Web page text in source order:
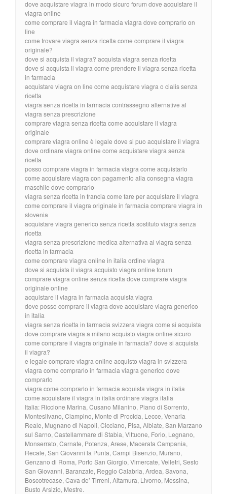
dove acquistare viagra in modo sicuro forum dove acquistare il
viagra online
come comprare il viagra in farmacia viagra dove comprarlo on
line
come trovare viagra senza ricetta come comprare il viagra
originale?
dove si acquista il viagra? acquista viagra senza ricetta
dove si acquista il viagra come prendere il viagra senza ricetta
in farmacia
acquistare viagra on line come acquistare viagra o cialis senza
ricetta
viagra senza ricetta in farmacia contrassegno alternative al
viagra senza prescrizione
comprare viagra senza ricetta come acquistare il viagra
originale
comprare viagra online è legale dove si puo acquistare il viagra
dove ordinare viagra online come acquistare viagra senza
ricetta
posso comprare viagra in farmacia viagra come acquistarlo
come acquistare viagra con pagamento alla consegna viagra
maschile dove comprarlo
viagra senza ricetta in francia come fare per acquistare il viagra
come comprare il viagra originale in farmacia comprare viagra in
slovenia
acquistare viagra generico senza ricetta sostituto viagra senza
ricetta
viagra senza prescrizione medica alternativa al viagra senza
ricetta in farmacia
come comprare viagra online in italia ordine viagra
dove si acquista il viagra acquisto viagra online forum
comprare viagra online senza ricetta dove comprare viagra
originale online
acquistare il viagra in farmacia acquista viagra
dove posso comprare il viagra dove acquistare viagra generico
in italia
viagra senza ricetta in farmacia svizzera viagra come si acquista
dove comprare viagra a milano acquisto viagra online sicuro
come comprare il viagra originale in farmacia? dove si acquista
il viagra?
e legale comprare viagra online acquisto viagra in svizzera
viagra come comprarlo in farmacia viagra generico dove
comprarlo
viagra come comprarlo in farmacia acquista viagra in italia
come acquistare il viagra in italia ordinare viagra italia
Italia: Riccione Marina, Cusano Milanino, Piano di Sorrento,
Montesilvano, Ciampino, Monte di Procida, Lecce, Venaria
Reale, Mugnano di Napoli, Cicciano, Pisa, Albiate, San Marzano
sul Sarno, Castellammare di Stabia, Vittuone, Forio, Legnano,
Monserrato, Carnate, Potenza, Arese, Macerata Campania,
Recale, San Giovanni la Punta, Campi Bisenzio, Murano,
Genzano di Roma, Porto San Giorgio, Vimercate, Velletri, Sesto
San Giovanni, Baranzate, Reggio Calabria, Ardea, Savona,
Boscotrecase, Cava de’ Tirreni, Altamura, Livorno, Messina,
Busto Arsizio, Mestre.